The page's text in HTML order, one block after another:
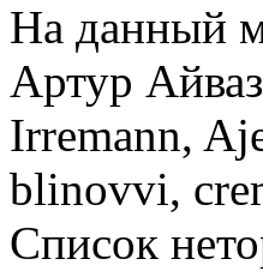
На данный
Артур
Irremann,
blinovvi,
Список